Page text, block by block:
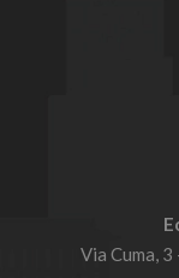
Via Cuma,